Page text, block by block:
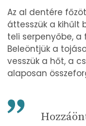
Az al dentére
áttesszük a kihűlt
teli serpenyőbe, a
Beleöntjük a
vesszük a hőt, a
alaposan